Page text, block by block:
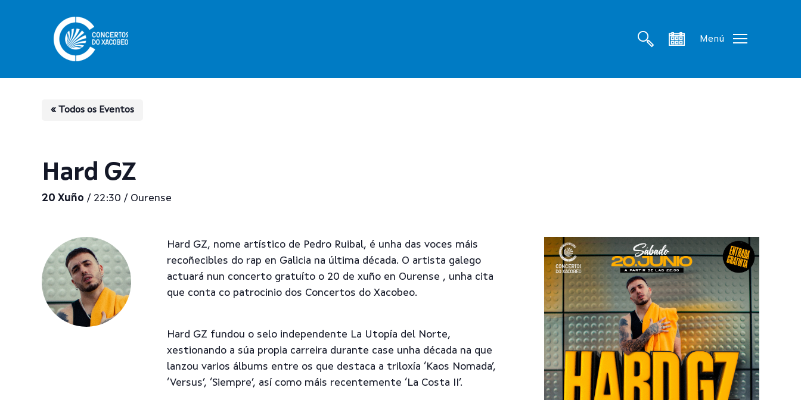
Pulsa enter para buscar
searchaccount
Menú
« Todos os Eventos
Hard GZ
20 Xuño / 22:30 / Ourense
Hard GZ, nome artístico de Pedro Ruibal, é unha das voces máis
recoñecibles do rap en Galicia na última década. O artista galego
actuará nun concerto gratuíto o 20 de xuño en Ourense , unha cita
que conta co patrocinio dos Concertos do Xacobeo.
Hard GZ fundou o selo independente La Utopía del Norte,
xestionando a súa propia carreira durante case unha década na que
lanzou varios álbums entre os que destaca a triloxía ‘Kaos Nomada’,
‘Versus’, ‘Siempre’, así como máis recentemente ‘La Costa II’.